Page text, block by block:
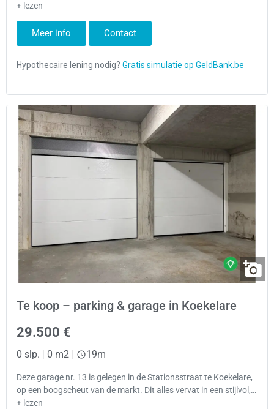
+ lezen
Meer info Contact
Te koop – parking & garage in Koekelare
29.500 €
0 slp. 0 m2 19m
Deze garage nr. 13 is gelegen in de Stationsstraat te Koekelare,
op een boogscheut van de markt. Dit alles vervat in een stijlvol,…
+ lezen